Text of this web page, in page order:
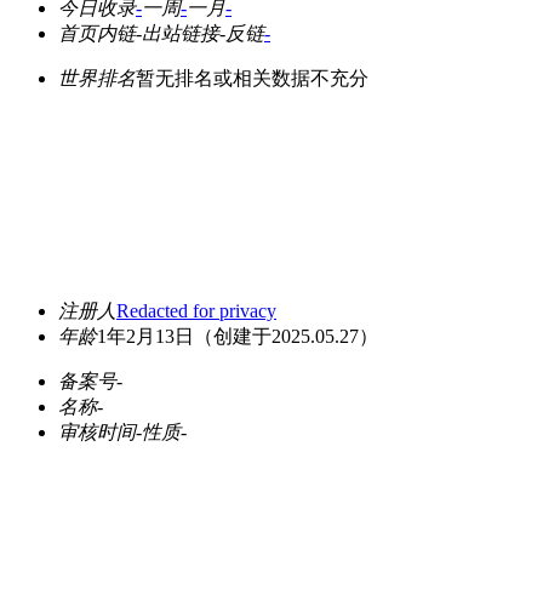
今日收录-一周-一月-
首页内链-出站链接-反链-
世界排名暂无排名或相关数据不充分
注册人Redacted for privacy
年龄1年2月13日 （创建于2025.05.27）
备案号-
名称-
审核时间-性质-